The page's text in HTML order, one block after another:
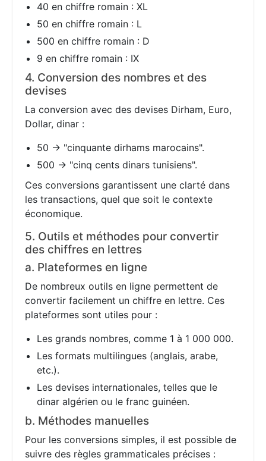
40 en chiffre romain : XL
50 en chiffre romain : L
500 en chiffre romain : D
9 en chiffre romain : IX
4. Conversion des nombres et des
devises
La conversion avec des devises Dirham, Euro,
Dollar, dinar :
50 → "cinquante dirhams marocains".
500 → "cinq cents dinars tunisiens".
Ces conversions garantissent une clarté dans
les transactions, quel que soit le contexte
économique.
5. Outils et méthodes pour convertir
des chiffres en lettres
a. Plateformes en ligne
De nombreux outils en ligne permettent de
convertir facilement un chiffre en lettre. Ces
plateformes sont utiles pour :
Les grands nombres, comme 1 à 1 000 000.
Les formats multilingues (anglais, arabe,
etc.).
Les devises internationales, telles que le
dinar algérien ou le franc guinéen.
b. Méthodes manuelles
Pour les conversions simples, il est possible de
suivre des règles grammaticales précises :